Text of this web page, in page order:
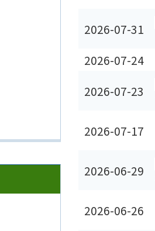
2026-07-31
2026-07-24
2026-07-23
2026-07-17
2026-06-29
2026-06-26